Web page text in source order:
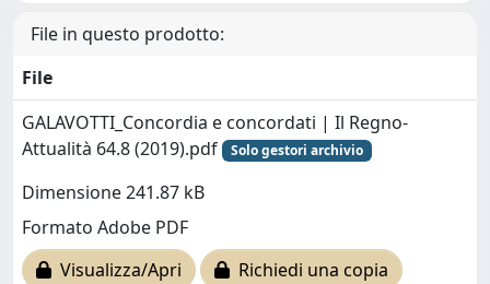
File in questo prodotto:
File
GALAVOTTI_Concordia e concordati | Il Regno-
Attualità 64.8 (2019).pdf
Solo gestori archivio
Dimensione 241.87 kB
Formato Adobe PDF
Visualizza/Apri
Richiedi una copia